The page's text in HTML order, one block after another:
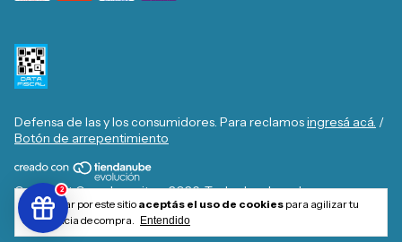
Al navegar por este sitio aceptás el uso de cookies para agilizar tu
experiencia de compra.
Entendido
Defensa de las y los consumidores. Para reclamosingresá acá. /
Botón de arrepentimiento
Copyright Casa Josecito - 2026. Todos los derechos
reservados.
2